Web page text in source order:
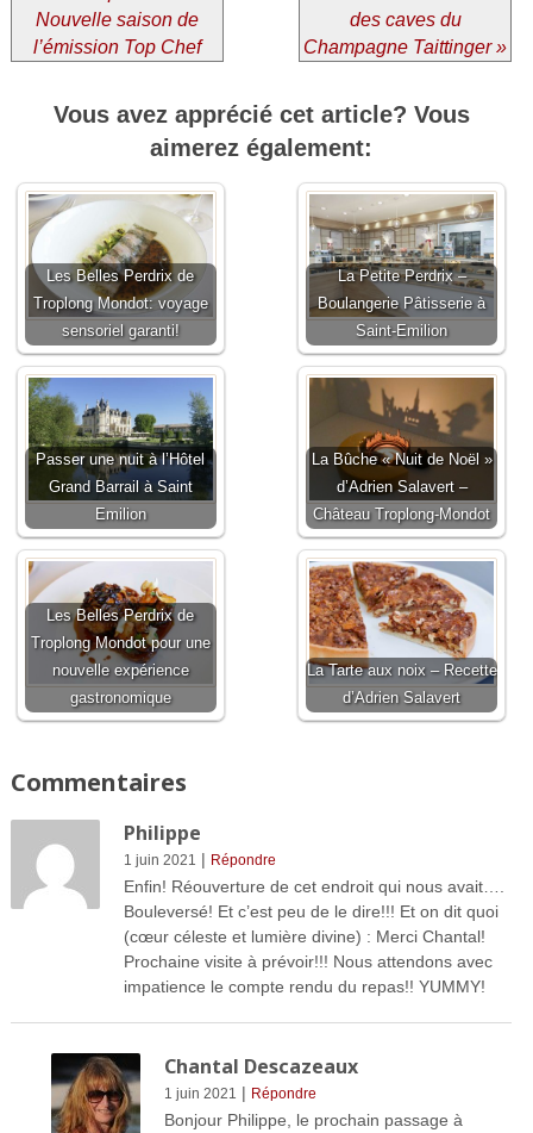
Nouvelle saison de
l’émission Top Chef
des caves du
Champagne Taittinger »
Vous avez apprécié cet article? Vous
aimerez également:
Les Belles Perdrix de
Troplong Mondot: voyage
sensoriel garanti!
La Petite Perdrix –
Boulangerie Pâtisserie à
Saint-Emilion
Passer une nuit à l’Hôtel
Grand Barrail à Saint
Emilion
La Bûche « Nuit de Noël »
d’Adrien Salavert –
Château Troplong-Mondot
Les Belles Perdrix de
Troplong Mondot pour une
nouvelle expérience
gastronomique
La Tarte aux noix – Recette
d’Adrien Salavert
Commentaires
Philippe
1 juin 2021 | Répondre
Enfin! Réouverture de cet endroit qui nous avait….
Bouleversé! Et c’est peu de le dire!!! Et on dit quoi
(cœur céleste et lumière divine) : Merci Chantal!
Prochaine visite à prévoir!!! Nous attendons avec
impatience le compte rendu du repas!! YUMMY!
Chantal Descazeaux
1 juin 2021 | Répondre
Bonjour Philippe, le prochain passage à